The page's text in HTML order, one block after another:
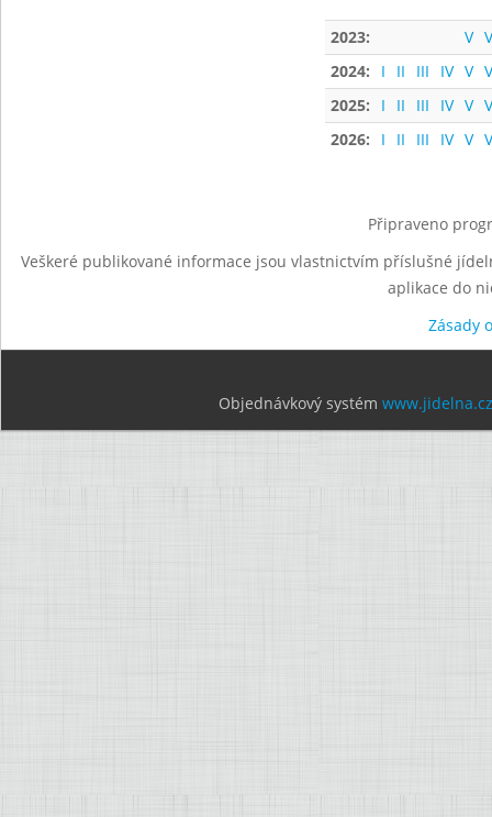
2023: V
2024:
I II III IV V
2025:
I II III IV V
2026:
I II III IV V
Připraveno
Veškeré publikované informace jsou vlastnictvím příslušné
aplikace do
Zásady
Objednávkový systém www.jidelna.cz